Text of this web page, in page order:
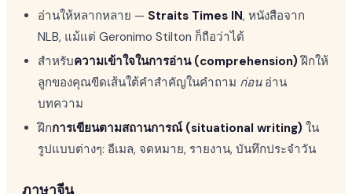
อ่านให้หลากหลาย — Straits Times IN, หนังสือจาก
NLB, แม้แต่ Geronimo Stilton ก็ถือว่าได้
สำหรับความเข้าใจในการอ่าน (comprehension)ฝึกให้
ลูกของคุณขีดเส้นใต้คำสำคัญในคำถาม ก่อนอ่าน
บทความ
ฝึกการเขียนตามสถานการณ์ (situational writing) ใน
รูปแบบต่างๆ: อีเมล, จดหมาย, รายงาน, บันทึกประจำวัน
ภาษาจีน